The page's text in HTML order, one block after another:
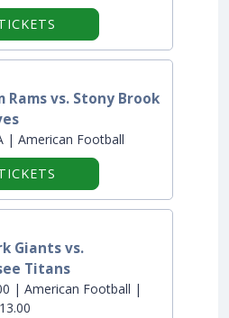
Rams vs. Stony Brook
| American Football
Giants vs.
Titans
| American Football |